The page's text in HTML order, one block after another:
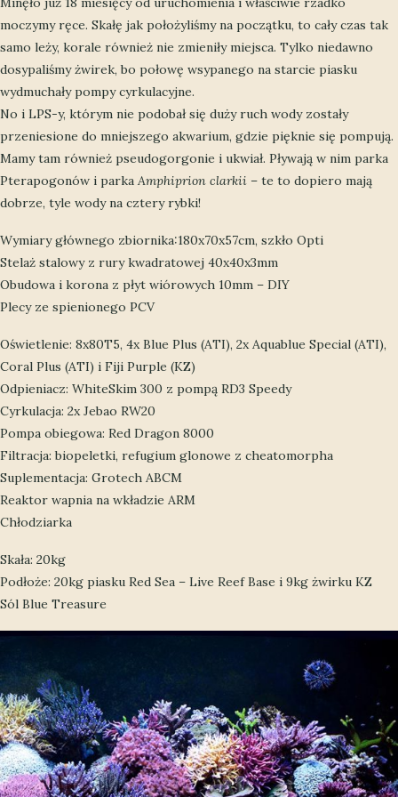
moczymy ręce. Skałę jak położyliśmy na początku, to cały czas tak
samo leży, korale również nie zmieniły miejsca. Tylko niedawno
dosypaliśmy żwirek, bo połowę wsypanego na starcie piasku
wydmuchały pompy cyrkulacyjne.
No i LPS-y, którym nie podobał się duży ruch wody zostały
przeniesione do mniejszego akwarium, gdzie pięknie się pompują.
Mamy tam również pseudogorgonie i ukwiał. Pływają w nim parka
Pterapogonów i parka Amphiprion clarkii – te to dopiero mają
dobrze, tyle wody na cztery rybki!
Wymiary głównego zbiornika:180x70x57cm, szkło Opti
Stelaż stalowy z rury kwadratowej 40x40x3mm
Obudowa i korona z płyt wiórowych 10mm – DIY
Plecy ze spienionego PCV
Oświetlenie: 8x80T5, 4x Blue Plus (ATI), 2x Aquablue Special (ATI),
Coral Plus (ATI) i Fiji Purple (KZ)
Odpieniacz: WhiteSkim 300 z pompą RD3 Speedy
Cyrkulacja: 2x Jebao RW20
Pompa obiegowa: Red Dragon 8000
Filtracja: biopeletki, refugium glonowe z cheatomorpha
Suplementacja: Grotech ABCM
Reaktor wapnia na wkładzie ARM
Chłodziarka
Skała: 20kg
Podłoże: 20kg piasku Red Sea – Live Reef Base i 9kg żwirku KZ
Sól Blue Treasure